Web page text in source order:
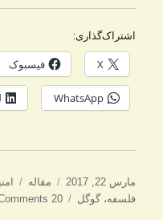
اشتراک‌گذاری:
X فیسبوک
WhatsApp
ارسال
شده
مارس 22, 2017 دسته‌ها
مقاله
فلسفه،گوگل 20 Comments